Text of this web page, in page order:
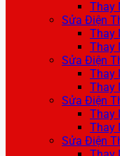
Thay
Sửa Điện
Thay
Thay
Sửa Điện
Thay
Thay
Sửa Điện
Thay
Thay
Sửa Điện